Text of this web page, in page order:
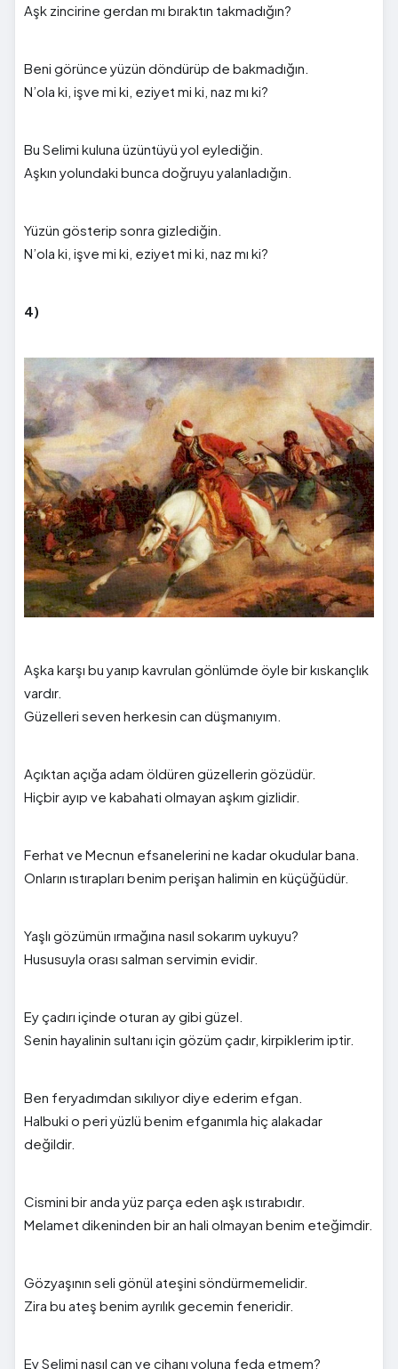
Aşk zincirine gerdan mı bıraktın takmadığın?
Beni görünce yüzün döndürüp de bakmadığın.
N’ola ki, işve mi ki, eziyet mi ki, naz mı ki?
Bu Selimi kuluna üzüntüyü yol eylediğin.
Aşkın yolundaki bunca doğruyu yalanladığın.
Yüzün gösterip sonra gizlediğin.
N’ola ki, işve mi ki, eziyet mi ki, naz mı ki?
4)
Aşka karşı bu yanıp kavrulan gönlümde öyle bir kıskançlık
vardır.
Güzelleri seven herkesin can düşmanıyım.
Açıktan açığa adam öldüren güzellerin gözüdür.
Hiçbir ayıp ve kabahati olmayan aşkım gizlidir.
Ferhat ve Mecnun efsanelerini ne kadar okudular bana.
Onların ıstırapları benim perişan halimin en küçüğüdür.
Yaşlı gözümün ırmağına nasıl sokarım uykuyu?
Hususuyla orası salman servimin evidir.
Ey çadırı içinde oturan ay gibi güzel.
Senin hayalinin sultanı için gözüm çadır, kirpiklerim iptir.
Ben feryadımdan sıkılıyor diye ederim efgan.
Halbuki o peri yüzlü benim efganımla hiç alakadar
değildir.
Cismini bir anda yüz parça eden aşk ıstırabıdır.
Melamet dikeninden bir an hali olmayan benim eteğimdir.
Gözyaşının seli gönül ateşini söndürmemelidir.
Zira bu ateş benim ayrılık gecemin feneridir.
Ey Selimi nasıl can ve cihanı yoluna feda etmem?